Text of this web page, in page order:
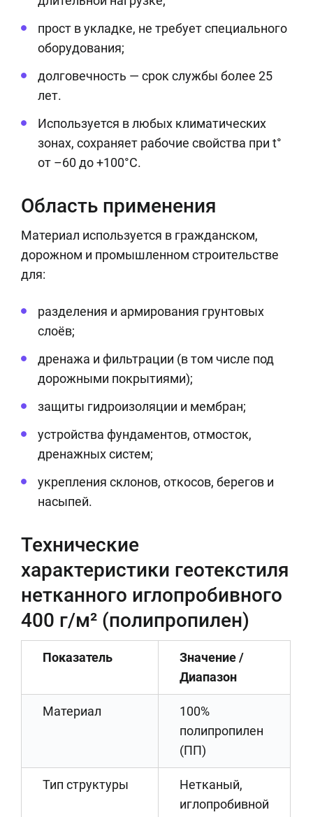
прост в укладке, не требует специального
оборудования;
долговечность — срок службы более 25
лет.
Используется в любых климатических
зонах, сохраняет рабочие свойства при t°
от –60 до +100°C.
Область применения
Материал используется в гражданском,
дорожном и промышленном строительстве
для:
разделения и армирования грунтовых
слоёв;
дренажа и фильтрации (в том числе под
дорожными покрытиями);
защиты гидроизоляции и мембран;
устройства фундаментов, отмосток,
дренажных систем;
укрепления склонов, откосов, берегов и
насыпей.
Технические
характеристики геотекстиля
нетканного иглопробивного
400 г/м² (полипропилен)
Показатель
Значение /
Диапазон
Материал
100%
полипропилен
(ПП)
Тип структуры
Нетканый,
иглопробивной